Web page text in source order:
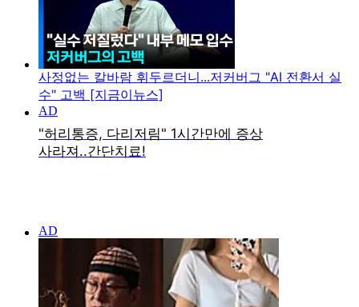
사정없는 칼바람 휘두르더니...저커버그 "AI 전환서 실
수" 고백 [지금이뉴스]